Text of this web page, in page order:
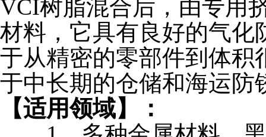
VCI树脂混合后，由专用
材料，它具有良好的气化
于从精密的零部件到体积
于中长期的仓储和海运防
【适用领域】：